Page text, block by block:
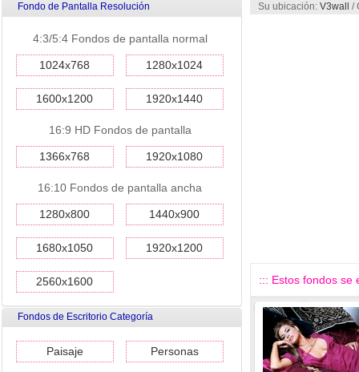
Fondo de Pantalla Resolución
4:3/5:4 Fondos de pantalla normal
1024x768 1280x1024
1600x1200 1920x1440
16:9 HD Fondos de pantalla
1366x768 1920x1080
16:10 Fondos de pantalla ancha
1280x800 1440x900
1680x1050 1920x1200
2560x1600
Fondos de Escritorio Categoría
Paisaje Personas
Su ubicación: V3wall /
::: Estos fondos se